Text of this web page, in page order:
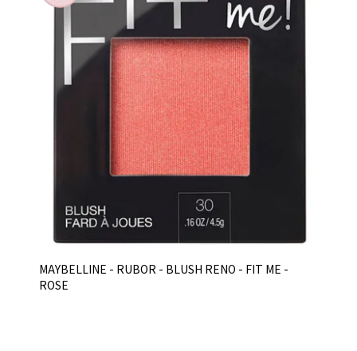
MAYBELLINE - RUBOR - BLUSH RENO - FIT ME -
ROSE